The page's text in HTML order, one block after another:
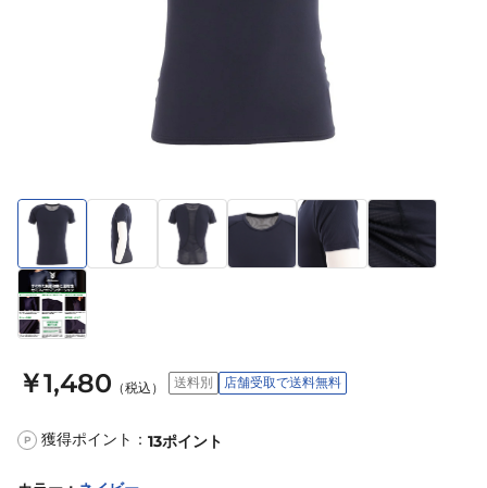
￥1,480 （税込） 送料別 店舗受取で送料無料
P 獲得ポイント： 13ポイント